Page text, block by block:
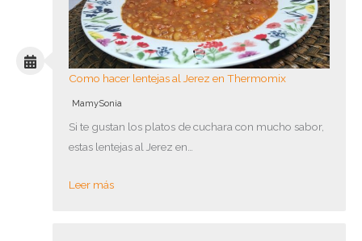
Como hacer lentejas al Jerez en Thermomix
MamySonia
Si te gustan los platos de cuchara con mucho sabor,
estas lentejas al Jerez en…
Leer más